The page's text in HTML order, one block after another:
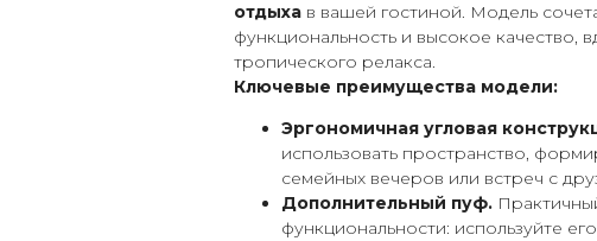
отдыха в вашей гостиной. Модель
функциональность и высокое качество,
тропического релакса.
Ключевые преимущества модели:
Эргономичная угловая
использовать пространство,
семейных вечеров или встреч с
Дополнительный пуф.
функциональности: используйте